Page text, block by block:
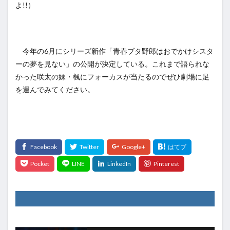
よ!!）
今年の6月にシリーズ新作「青春ブタ野郎はおでかけシスタ
ーの夢を見ない」の公開が決定している。これまで語られな
かった咲太の妹・楓にフォーカスが当たるのでぜひ劇場に足
を運んでみてください。